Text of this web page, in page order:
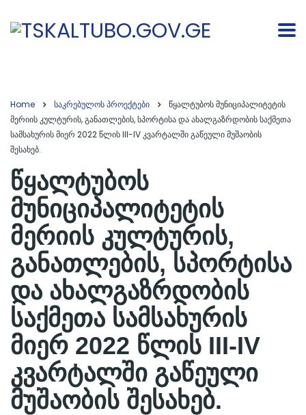
Home საკრებულოს პროექტები
წყალტუბოს მუნიციპალიტეტის
მერიის კულტურის, განათლების, სპორტისა და ახალგაზრდობის საქმეთა
სამსახურის მიერ 2022 წლის III-IV კვარტალში გაწეული მუშაობის
შესახებ.
წყალტუბოს
მუნიციპალიტეტის
მერიის კულტურის,
განათლების, სპორტისა
და ახალგაზრდობის
საქმეთა სამსახურის
მიერ 2022 წლის III-IV
კვარტალში გაწეული
მუშაობის შესახებ.